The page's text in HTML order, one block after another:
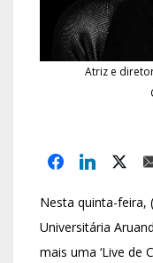
Atriz e
Nesta quinta-feira,
Universitária
mais uma ‘Live de